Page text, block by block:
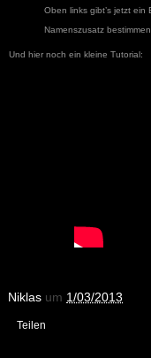
Oben links gibt’s jetzt
Namenszusatz
Und hier noch ein kleine Tutorial:
Niklas um 1/03/2013
Teilen